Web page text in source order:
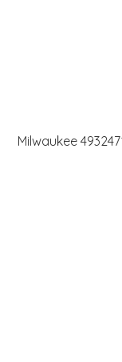
Milwaukee